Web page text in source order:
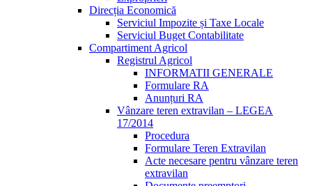
Direcția Economică
Serviciul Impozite și Taxe Locale
Serviciul Buget Contabilitate
Compartiment Agricol
Registrul Agricol
INFORMATII GENERALE
Formulare RA
Anunțuri RA
Vânzare teren extravilan – LEGEA
17/2014
Procedura
Formulare Teren Extravilan
Acte necesare pentru vânzare teren
extravilan